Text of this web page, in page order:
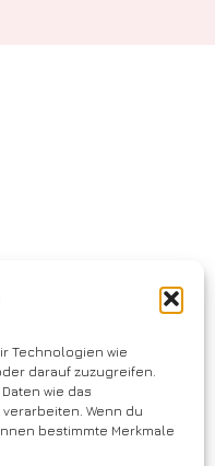
Technologien wie
darauf zuzugreifen.
wie das
Wenn du
bestimmte Merkmale